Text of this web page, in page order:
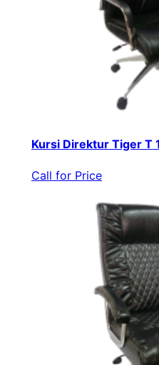
Kursi Direktur Tiger T
Call for Price